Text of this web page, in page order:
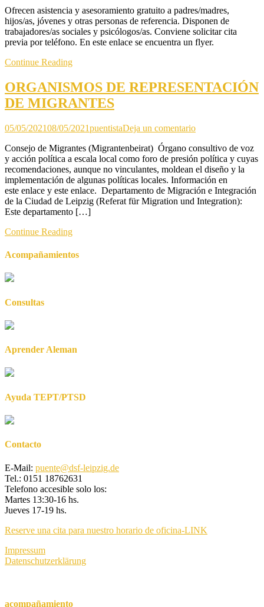
PARA
EDUCACIÓN
Y
FAMILIAS
Ofrecen asistencia y asesoramiento gratuito a padres/madres,
hijos/as, jóvenes y otras personas de referencia. Disponen de
trabajadores/as sociales y psicólogos/as. Conviene solicitar cita
previa por teléfono. En este enlace se encuentra un flyer.
Continue Reading
ORGANISMOS DE REPRESENTACIÓN
DE MIGRANTES
05/05/202108/05/2021puentistaDeja un comentarioen
DE
DE
MIGRANTES
Consejo de Migrantes (Migrantenbeirat) Órgano consultivo de voz
y acción política a escala local como foro de presión política y cuyas
recomendaciones, aunque no vinculantes, moldean el diseño y la
implementación de algunas políticas locales. Información en
este enlace y este enlace. Departamento de Migración e Integración
de la Ciudad de Leipzig (Referat für Migration und Integration):
Este departamento […]
Continue Reading
Acompañamientos
Consultas
Aprender Aleman
Ayuda TEPT/PTSD
Contacto
E-Mail: puente@dsf-leipzig.de
Tel.: 0151 18762631
Telefono accesible solo los:
Martes 13:30-16 hs.
Jueves 17-19 hs.
Reserve una cita para nuestro horario de oficina-LINK
Impressum
Datenschutzerklärung
acompañamiento